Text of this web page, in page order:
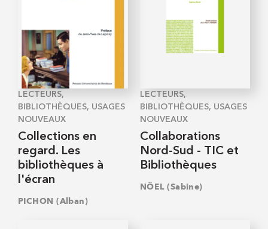
LECTEURS,
BIBLIOTHÈQUES, USAGES
NOUVEAUX
Collections en
regard. Les
bibliothèques à
l'écran
PICHON (Alban)
LECTEURS,
BIBLIOTHÈQUES, USAGES
NOUVEAUX
Collaborations
Nord-Sud - TIC et
Bibliothèques
NÖEL (Sabine)